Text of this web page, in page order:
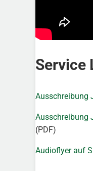
Service
Ausschreibung
Ausschreibung
(PDF)
Audioflyer auf